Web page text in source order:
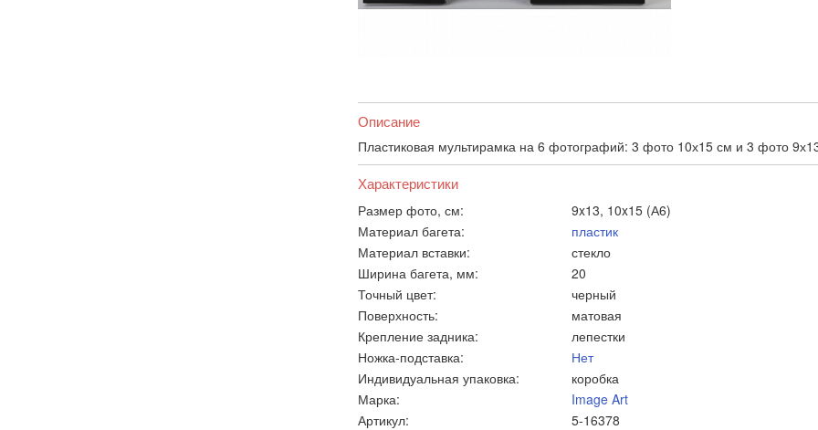
Описание
Пластиковая мультирамка на 6 фотографий: 3 фото 10х15 см и 3 фото
Характеристики
Размер фото, см:
9x13, 10x15 (А6)
Материал багета:
пластик
Материал вставки:
стекло
Ширина багета, мм:
20
Точный цвет:
черный
Поверхность:
матовая
Крепление задника:
лепестки
Ножка-подставка:
Нет
Индивидуальная упаковка:
коробка
Марка:
Image Art
Артикул:
5-16378